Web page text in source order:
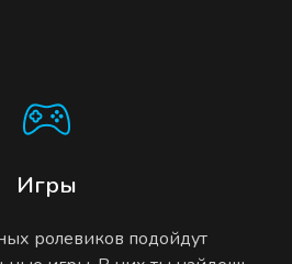
Игры
ролевиков подойдут